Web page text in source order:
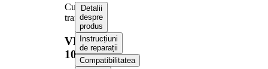
Curea
transmisie
VKMV
10AVx750
Detalii
despre
produs
Instrucțiuni
de reparații
Compatibilitatea